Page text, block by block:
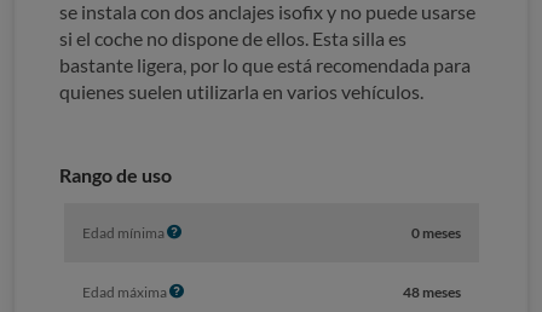
se instala con dos anclajes isofix y no puede usarse
si el coche no dispone de ellos. Esta silla es
bastante ligera, por lo que está recomendada para
quienes suelen utilizarla en varios vehículos.
Rango de uso
Edad mínima I
o
0 meses
Edad máximaI
48 meses